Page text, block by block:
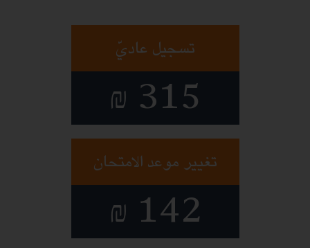
تسجيل عاديّ
315
₪
تغيير موعد الامتحان
142
₪